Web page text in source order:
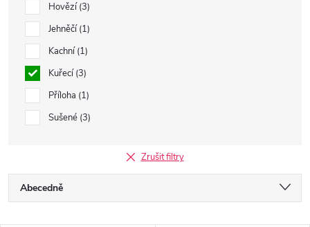
Hovězí 3
Jehněčí 1
Kachní 1
Kuřecí 3
Příloha 1
Sušené 3
Zrušit filtry
Ř
Abecedně